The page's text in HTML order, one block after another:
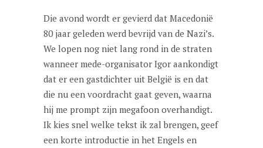
Die avond wordt er gevierd dat Macedonië
80 jaar geleden werd bevrijd van de Nazi’s.
We lopen nog niet lang rond in de straten
wanneer mede-organisator Igor aankondigt
dat er een gastdichter uit België is en dat
die nu een voordracht gaat geven, waarna
hij me prompt zijn megafoon overhandigt.
Ik kies snel welke tekst ik zal brengen, geef
een korte introductie in het Engels en